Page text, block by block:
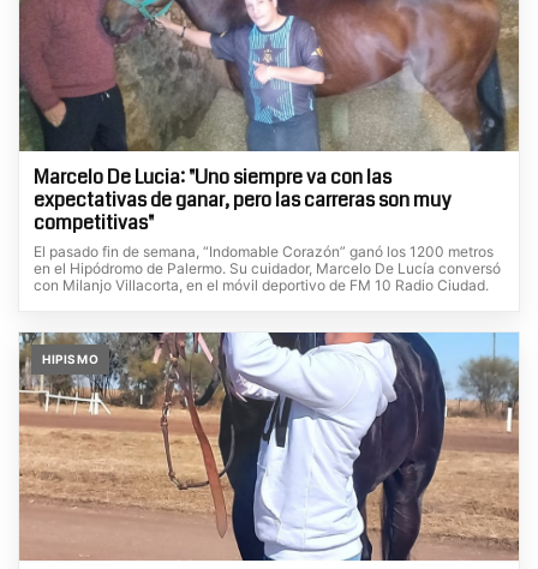
Marcelo De Lucia: "Uno siempre va con las
expectativas de ganar, pero las carreras son muy
competitivas"
El pasado fin de semana, “Indomable Corazón” ganó los 1200 metros
en el Hipódromo de Palermo. Su cuidador, Marcelo De Lucía conversó
con Milanjo Villacorta, en el móvil deportivo de FM 10 Radio Ciudad.
HIPISMO